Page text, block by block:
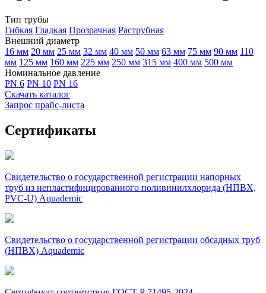
Тип трубы
Гибкая Гладкая Прозрачная Раструбная
Внешний диаметр
16 мм 20 мм 25 мм 32 мм 40 мм 50 мм 63 мм 75 мм 90 мм 110
мм 125 мм 160 мм 225 мм 250 мм 315 мм 400 мм 500 мм
Номинальное давление
PN 6 PN 10 PN 16
Скачать каталог
Запрос прайс-листа
Сертификаты
Свидетельство о государственной регистрации напорных
труб из непластифицированного поливинилхлорида (НПВХ,
PVC-U) Aquademic
Свидетельство о государственной регистрации обсадных труб
(НПВХ) Aquademic